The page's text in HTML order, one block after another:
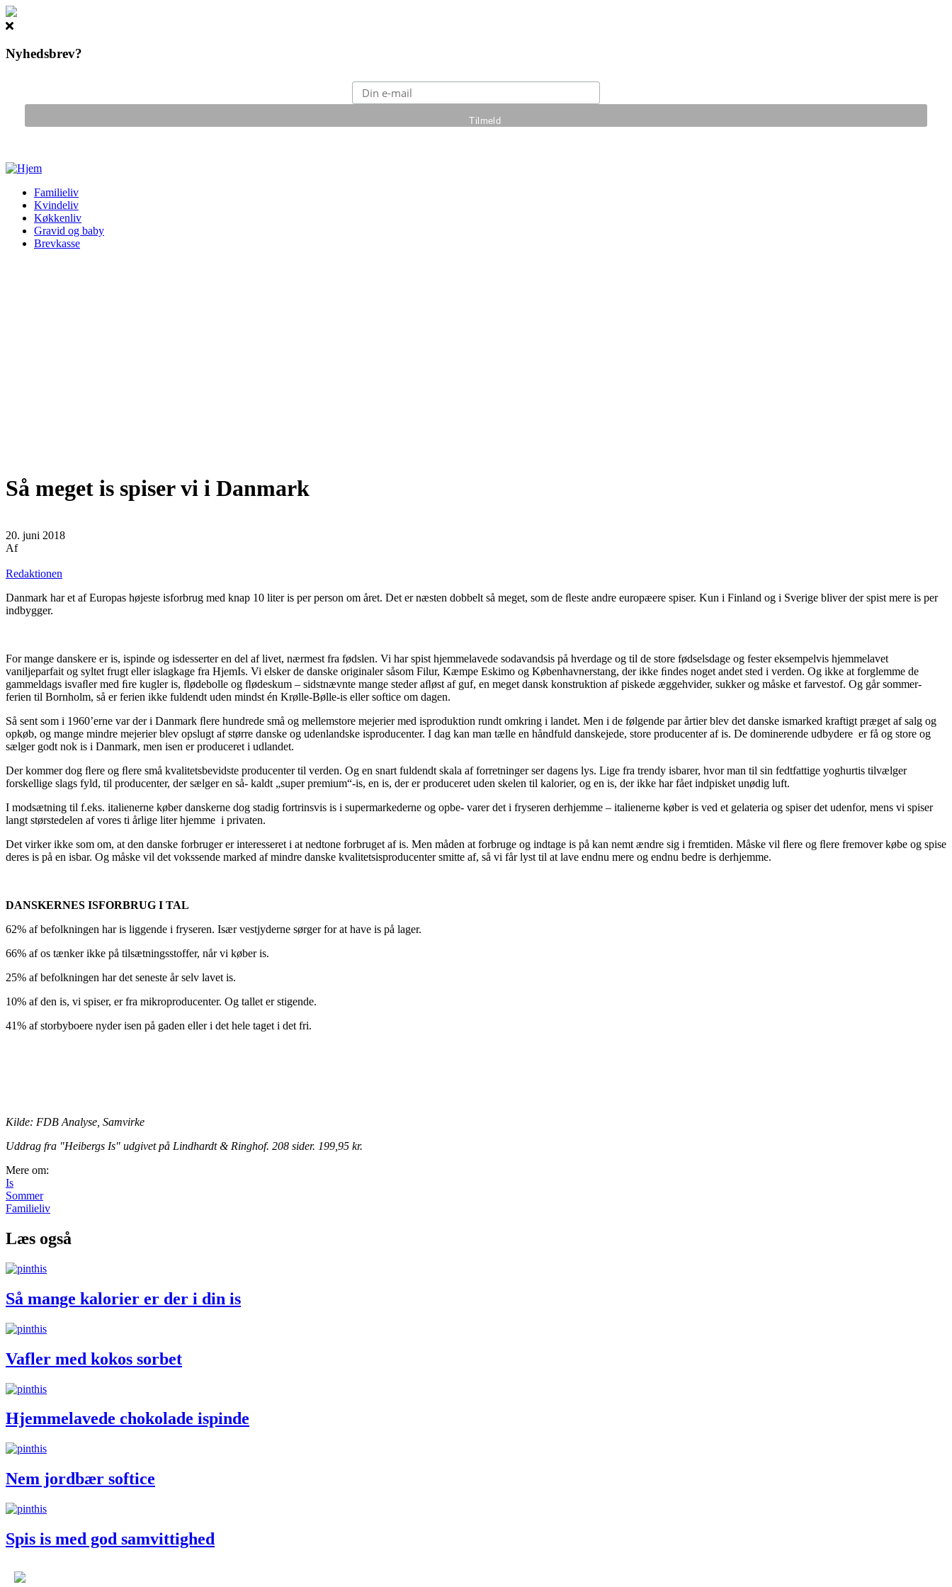
Nyhedsbrev?
Gå til hovedindhold
Familieliv
Kvindeliv
Køkkenliv
Gravid og baby
Brevkasse
Så meget is spiser vi i Danmark
20. juni 2018
Af
Redaktionen
Danmark har et af Europas højeste isforbrug med knap 10 liter is per person om året. Det er næsten dobbelt så meget, som de ﬂeste andre europæere spiser. Kun i Finland og i Sverige bliver der spist mere is per
indbygger.
For mange danskere er is, ispinde og isdesserter en del af livet, nærmest fra fødslen. Vi har spist hjemmelavede sodavandsis på hverdage og til de store fødselsdage og fester eksempelvis hjemmelavet
vaniljeparfait og syltet frugt eller islagkage fra HjemIs. Vi elsker de danske originaler såsom Filur, Kæmpe Eskimo og Københavnerstang, der ikke ﬁndes noget andet sted i verden. Og ikke at forglemme de
gammeldags isvaﬂer med ﬁre kugler is, ﬂødebolle og ﬂødeskum – sidstnævnte mange steder aﬂøst af guf, en meget dansk konstruktion af piskede æggehvider, sukker og måske et farvestof. Og går sommer-
ferien til Bornholm, så er ferien ikke fuldendt uden mindst én Krølle-Bølle-is eller softice om dagen.
Så sent som i 1960’erne var der i Danmark ﬂere hundrede små og mellemstore mejerier med isproduktion rundt omkring i landet. Men i de følgende par årtier blev det danske ismarked kraftigt præget af salg og
opkøb, og mange mindre mejerier blev opslugt af større danske og udenlandske isproducenter. I dag kan man tælle en håndfuld danskejede, store producenter af is. De dominerende udbydere er få og store og
sælger godt nok is i Danmark, men isen er produceret i udlandet.
Der kommer dog ﬂere og ﬂere små kvalitetsbevidste producenter til verden. Og en snart fuldendt skala af forretninger ser dagens lys. Lige fra trendy isbarer, hvor man til sin fedtfattige yoghurtis tilvælger
forskellige slags fyld, til producenter, der sælger en så- kaldt „super premium“-is, en is, der er produceret uden skelen til kalorier, og en is, der ikke har fået indpisket unødig luft.
I modsætning til f.eks. italienerne køber danskerne dog stadig fortrinsvis is i supermarkederne og opbe- varer det i fryseren derhjemme – italienerne køber is ved et gelateria og spiser det udenfor, mens vi spiser
langt størstedelen af vores ti årlige liter hjemme i privaten.
Det virker ikke som om, at den danske forbruger er interesseret i at nedtone forbruget af is. Men måden at forbruge og indtage is på kan nemt ændre sig i fremtiden. Måske vil ﬂere og ﬂere fremover købe og spise
deres is på en isbar. Og måske vil det vokssende marked af mindre danske kvalitetsisproducenter smitte af, så vi får lyst til at lave endnu mere og endnu bedre is derhjemme.
DANSKERNES ISFORBRUG I TAL
62% af befolkningen har is liggende i fryseren. Især vestjyderne sørger for at have is på lager.
66% af os tænker ikke på tilsætningsstoffer, når vi køber is.
25% af befolkningen har det seneste år selv lavet is.
10% af den is, vi spiser, er fra mikroproducenter. Og tallet er stigende.
41% af storbyboere nyder isen på gaden eller i det hele taget i det fri.
Kilde: FDB Analyse, Samvirke
Uddrag fra "Heibergs Is" udgivet på Lindhardt & Ringhof. 208 sider. 199,95 kr.
Mere om:
Is
Sommer
Familieliv
Læs også
Så mange kalorier er der i din is
Vafler med kokos sorbet
Hjemmelavede chokolade ispinde
Nem jordbær softice
Spis is med god samvittighed